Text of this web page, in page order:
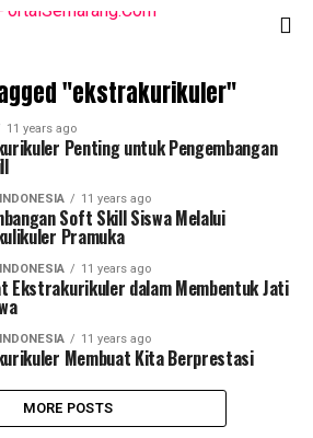
"ekstrakurikuler"
11 years ago
Penting untuk Pengembangan
11 years ago
Soft Skill Siswa Melalui
Pramuka
11 years ago
Ekstrakurikuler dalam Membentuk Jati
11 years ago
Membuat Kita Berprestasi
MORE POSTS